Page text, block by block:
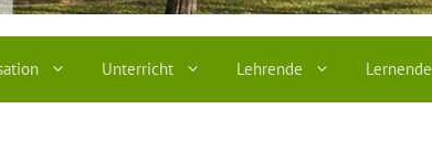
Unterricht Lehrende Lernende